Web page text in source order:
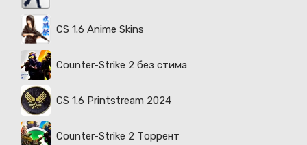
CS 1.6 Anime Skins
Counter-Strike 2 без стима
CS 1.6 Printstream 2024
Counter-Strike 2 Торрент